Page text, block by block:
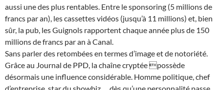
aussi une des plus rentables. Entre le sponsoring (5 millions de
francs par an), les cassettes vidéos (jusqu’à 11 millions) et, bien
sûr, la pub, les Guignols rapportent chaque année plus de 150
millions de francs par an à Canal.
Sans parler des retombées en termes d’image et de notoriété.
Grâce au Journal de PPD, la chaîne cryptée possède
désormais une influence considérable. Homme politique, chef